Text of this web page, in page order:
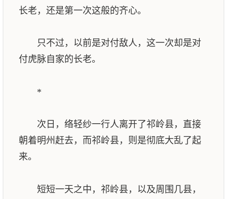
长老，还是第一次这般的齐心。
只不过，以前是对付敌人，这一次却是对
付虎脉自家的长老。
*
次日，络轻纱一行人离开了祁岭县，直接
朝着明州赶去，而祁岭县，则是彻底大乱了起
来。
短短一天之中，祁岭县，以及周围几县，